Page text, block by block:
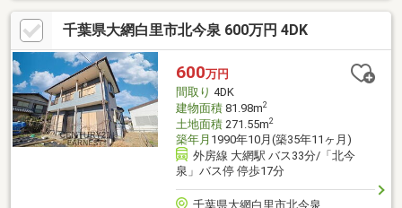
千葉県大網白里市北今泉 600万円 4DK
600万円
間取り 4DK
建物面積81.98m2
土地面積271.55m2
築年月 1990年10月(築35年11ヶ月)
外房線 大網駅 バス33分/「北今
泉」バス停 停歩17分
千葉県大網白里市北今泉